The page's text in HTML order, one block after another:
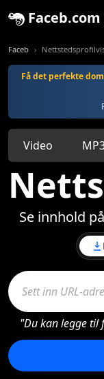
Faceb.com
Faceb
Få det perfekte
Video
Se innhold
"Du kan legge til